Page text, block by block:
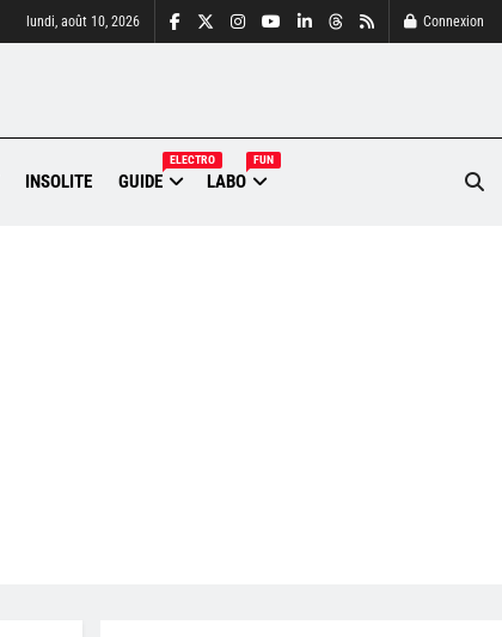
lundi, août 10, 2026 Connexion
INSOLITE GUIDE
ELECTRO
LABO
FUN